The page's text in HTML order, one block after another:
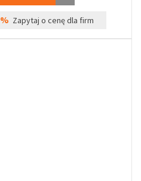
% Zapytaj o cenę dla firm